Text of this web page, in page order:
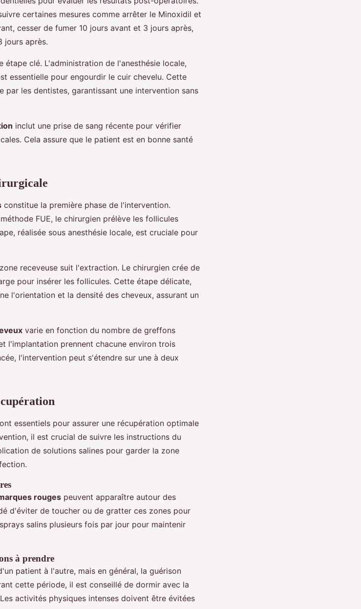
certaines mesures comme arrêter le Minoxidil et
cesser de fumer 10 jours avant et 3 jours après,
jours après.
étape clé. L'administration de l'anesthésie locale,
essentielle pour engourdir le cuir chevelu. Cette
par les dentistes, garantissant une intervention sans
inclut une prise de sang récente pour vérifier
Cela assure que le patient est en bonne santé
constitue la première phase de l'intervention.
FUE, le chirurgien prélève les follicules
réalisée sous anesthésie locale, est cruciale pour
receveuse suit l'extraction. Le chirurgien crée de
pour insérer les follicules. Cette étape délicate,
l'orientation et la densité des cheveux, assurant un
varie en fonction du nombre de greffons
l'implantation prennent chacune environ trois
l'intervention peut s'étendre sur une à deux
essentiels pour assurer une récupération optimale
il est crucial de suivre les instructions du
de solutions salines pour garder la zone
rouges peuvent apparaître autour des
d'éviter de toucher ou de gratter ces zones pour
salins plusieurs fois par jour pour maintenir
à prendre
patient à l'autre, mais en général, la guérison
cette période, il est conseillé de dormir avec la
activités physiques intenses doivent être évitées